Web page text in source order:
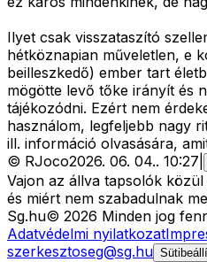
Ilyet csak visszataszító
hétköznapian műveletlen, e
beilleszkedő) ember tart
mögötte levő tőke irányít és
tájékozódni. Ezért nem
használom, legfeljebb nagy
ill. információ olvasására,
© RJoco2026. 06. 04.. 10:27
Vajon az állva tapsolók
és miért nem szabadulnak
Sg.hu© 2026 Minden jog
Adatvédelmi nyilatkozat
szerkesztoseg@sg.hu